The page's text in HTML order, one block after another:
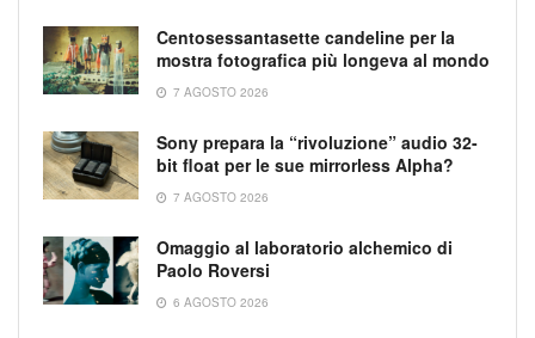
Centosessantasette candeline per la
mostra fotografica più longeva al mondo
7 AGOSTO 2026
Sony prepara la “rivoluzione” audio 32-
bit float per le sue mirrorless Alpha?
7 AGOSTO 2026
Omaggio al laboratorio alchemico di
Paolo Roversi
6 AGOSTO 2026